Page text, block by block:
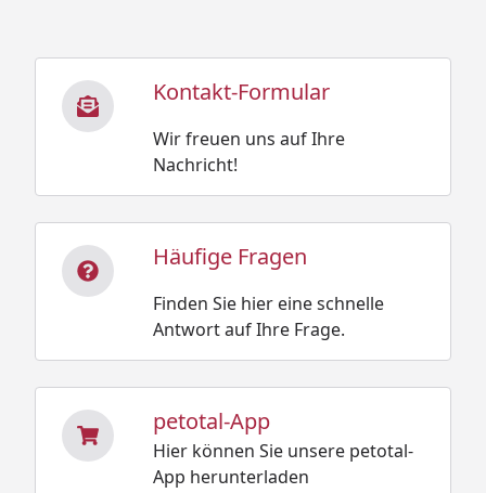
Kontakt-Formular
Wir freuen uns auf Ihre
Nachricht!
Häufige Fragen
Finden Sie hier eine schnelle
Antwort auf Ihre Frage.
petotal-App
Hier können Sie unsere petotal-
App herunterladen